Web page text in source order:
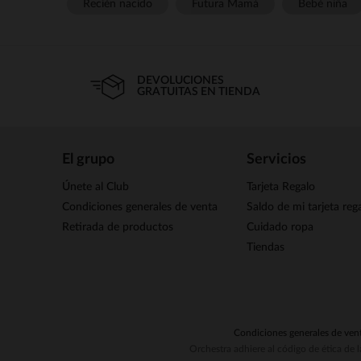
DEVOLUCIONES
GRATUITAS EN TIENDA
El grupo
Únete al Club
Condiciones generales de venta
Retirada de productos
Servicios
Tarjeta Regalo
Saldo de mi tarjeta
Cuidado ropa
Tiendas
Condiciones generales de